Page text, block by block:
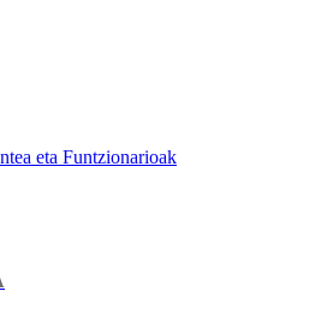
eta Funtzionarioak